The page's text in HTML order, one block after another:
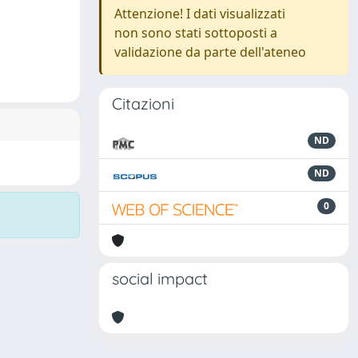
Attenzione! I dati visualizzati
non sono stati sottoposti a
validazione da parte dell'ateneo
Citazioni
ND
ND
0
social impact